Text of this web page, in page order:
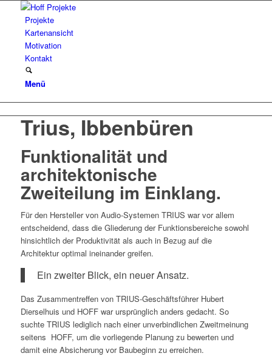
Projekte
Kartenansicht
Motivation
Kontakt
Menü
Trius, Ibbenbüren
Funktionalität und
architektonische
Zweiteilung im Einklang.
Für den Hersteller von Audio-Systemen TRIUS war vor allem
entscheidend, dass die Gliederung der Funktionsbereiche sowohl
hinsichtlich der Produktivität als auch in Bezug auf die
Architektur optimal ineinander greifen.
Ein zweiter Blick, ein neuer Ansatz.
Das Zusammentreffen von TRIUS-Geschäftsführer Hubert
Dierselhuis und HOFF war ursprünglich anders gedacht. So
suchte TRIUS lediglich nach einer unverbindlichen Zweitmeinung
seitens HOFF, um die vorliegende Planung zu bewerten und
damit eine Absicherung vor Baubeginn zu erreichen.